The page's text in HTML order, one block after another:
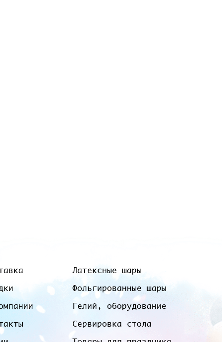
Латексные шары
Фольгированные шары
Гелий, оборудование
Сервировка стола